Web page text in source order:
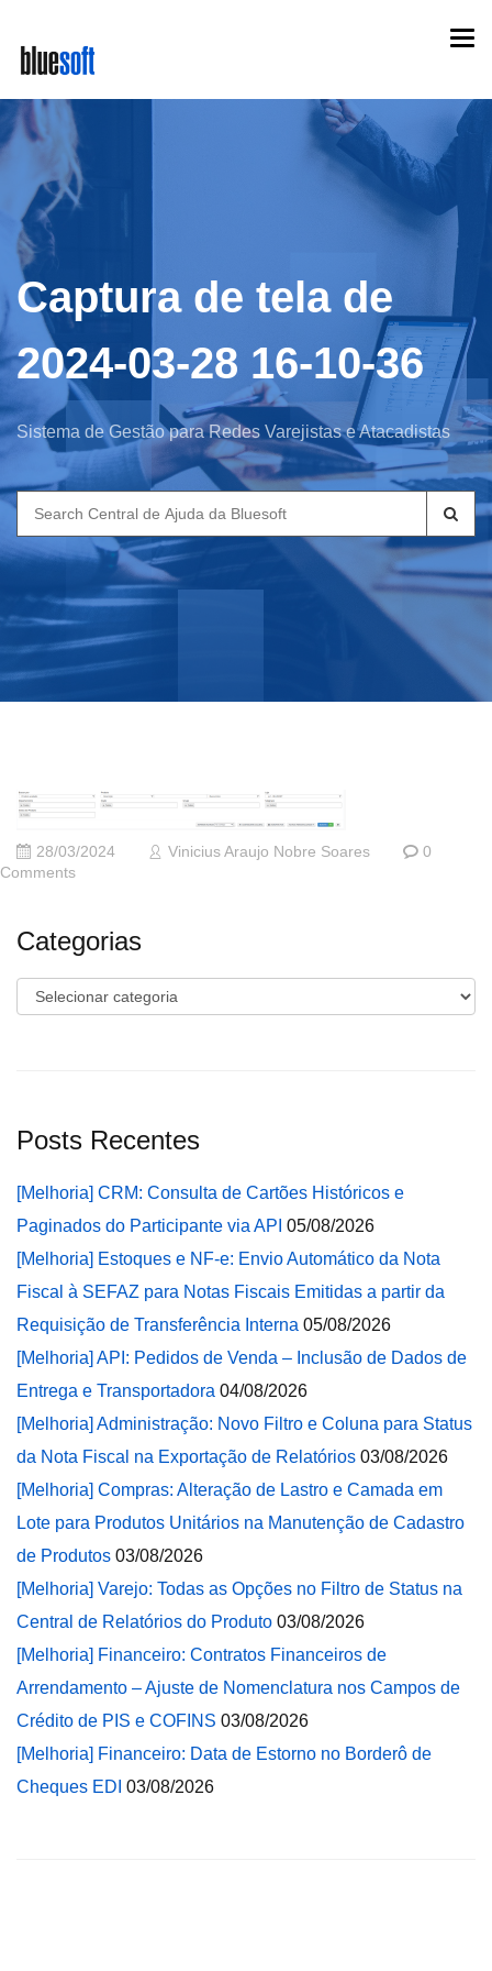
main
content
Captura de tela de
2024-03-28 16-10-36
Sistema de Gestão para Redes Varejistas e Atacadistas
Search
for:
28/03/2024 Vinicius Araujo Nobre Soares
0
Comments
Categorias
Categorias
Posts Recentes
[Melhoria] CRM: Consulta de Cartões Históricos e
Paginados do Participante via API 05/08/2026
[Melhoria] Estoques e NF-e: Envio Automático da Nota
Fiscal à SEFAZ para Notas Fiscais Emitidas a partir da
Requisição de Transferência Interna 05/08/2026
[Melhoria] API: Pedidos de Venda – Inclusão de Dados de
Entrega e Transportadora 04/08/2026
[Melhoria] Administração: Novo Filtro e Coluna para Status
da Nota Fiscal na Exportação de Relatórios 03/08/2026
[Melhoria] Compras: Alteração de Lastro e Camada em
Lote para Produtos Unitários na Manutenção de Cadastro
de Produtos 03/08/2026
[Melhoria] Varejo: Todas as Opções no Filtro de Status na
Central de Relatórios do Produto 03/08/2026
[Melhoria] Financeiro: Contratos Financeiros de
Arrendamento – Ajuste de Nomenclatura nos Campos de
Crédito de PIS e COFINS 03/08/2026
[Melhoria] Financeiro: Data de Estorno no Borderô de
Cheques EDI 03/08/2026